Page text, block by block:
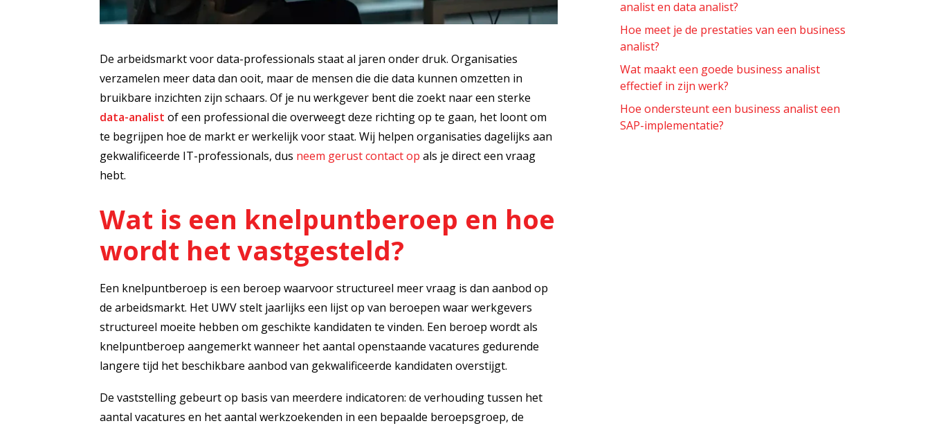
De arbeidsmarkt voor data-professionals staat al jaren onder druk. Organisaties
verzamelen meer data dan ooit, maar de mensen die die data kunnen omzetten in
bruikbare inzichten zijn schaars. Of je nu werkgever bent die zoekt naar een sterke
data-analist of een professional die overweegt deze richting op te gaan, het loont om
te begrijpen hoe de markt er werkelijk voor staat. Wij helpen organisaties dagelijks aan
gekwalificeerde IT-professionals, dus neem gerust contact op als je direct een vraag
hebt.
Wat is een knelpuntberoep en hoe
wordt het vastgesteld?
Een knelpuntberoep is een beroep waarvoor structureel meer vraag is dan aanbod op
de arbeidsmarkt. Het UWV stelt jaarlijks een lijst op van beroepen waar werkgevers
structureel moeite hebben om geschikte kandidaten te vinden. Een beroep wordt als
knelpuntberoep aangemerkt wanneer het aantal openstaande vacatures gedurende
langere tijd het beschikbare aanbod van gekwalificeerde kandidaten overstijgt.
De vaststelling gebeurt op basis van meerdere indicatoren: de verhouding tussen het
aantal vacatures en het aantal werkzoekenden in een bepaalde beroepsgroep, de
analist en data analist?
Hoe meet je de prestaties van een business
analist?
Wat maakt een goede business analist
effectief in zijn werk?
Hoe ondersteunt een business analist een
SAP-implementatie?